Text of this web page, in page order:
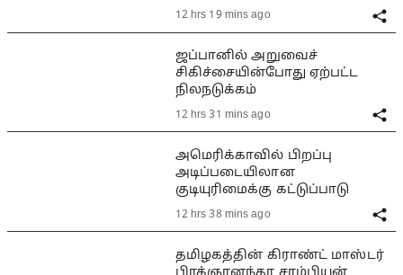
12 hrs 19 mins ago
ஜப்பானில் அறுவைச்
சிகிச்சையின்போது ஏற்பட்ட
நிலநடுக்கம்
12 hrs 31 mins ago
அமெரிக்காவில் பிறப்பு
அடிப்படையிலான
குடியுரிமைக்கு கட்டுப்பாடு
12 hrs 38 mins ago
தமிழகத்தின் கிராண்ட் மாஸ்டர்